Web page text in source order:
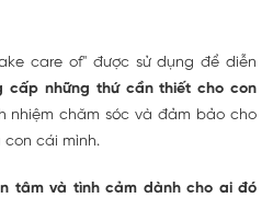
care of" được sử dụng để diễn
cấp những thứ cần thiết cho con
nhiệm chăm sóc và đảm bảo cho
cái mình.
tâm và tình cảm dành cho ai đó